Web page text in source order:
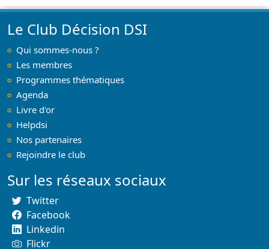
Le Club Décision DSI
Qui sommes-nous ?
Les membres
Programmes thématiques
Agenda
Livre d'or
Helpdsi
Nos partenaires
Rejoindre le club
Sur les réseaux sociaux
Twitter
Facebook
Linkedin
Flickr